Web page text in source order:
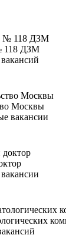
118 ДЗМ
Москвы
вакансии